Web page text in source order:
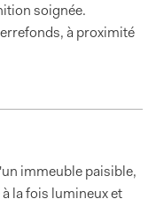
soignée.
à proximité
immeuble paisible,
la fois lumineux et